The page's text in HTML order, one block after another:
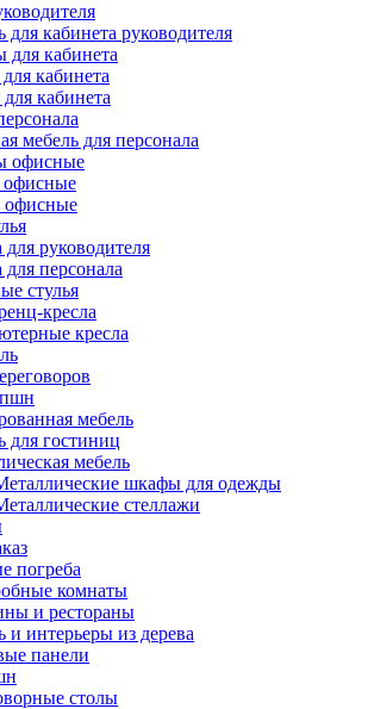
для кабинета руководителя
кабинета
кабинета
кабинета
мебель для персонала
офисные
для руководителя
для персонала
стулья
кресла
кресла
мебель
для гостиниц
мебель
шкафы для одежды
стеллажи
погреба
комнаты
и рестораны
и интерьеры из дерева
панели
столы